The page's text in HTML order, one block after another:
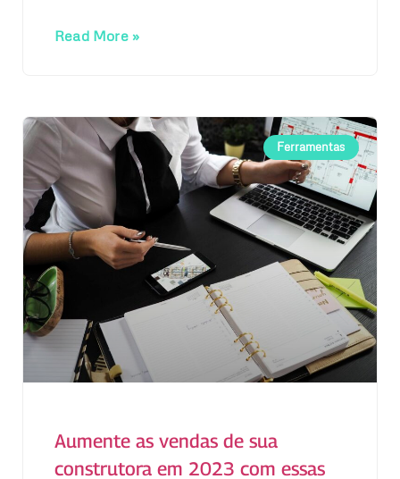
Read More »
Ferramentas
Aumente as vendas de sua
construtora em 2023 com essas